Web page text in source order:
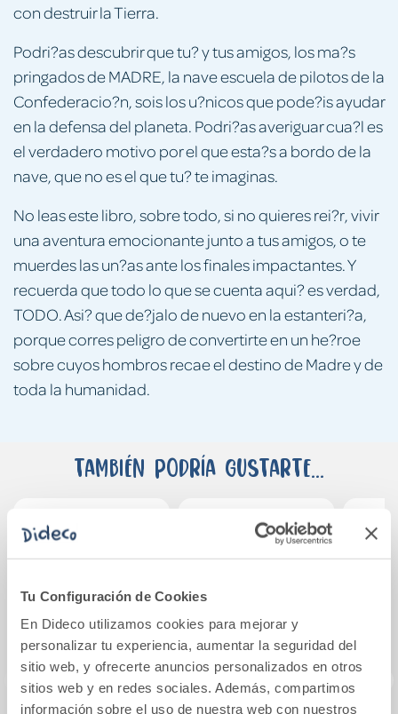
Tu Configuración de Cookies
En Dideco utilizamos cookies para mejorar y
personalizar tu experiencia, aumentar la seguridad del
sitio web, y ofrecerte anuncios personalizados en otros
sitios web y en redes sociales. Además, compartimos
información sobre el uso de nuestra web con nuestros
con destruir la Tierra.
Podri?as descubrir que tu? y tus amigos, los ma?s
pringados de MADRE, la nave escuela de pilotos de la
Confederacio?n, sois los u?nicos que pode?is ayudar
en la defensa del planeta. Podri?as averiguar cua?l es
el verdadero motivo por el que esta?s a bordo de la
nave, que no es el que tu? te imaginas.
No leas este libro, sobre todo, si no quieres rei?r, vivir
una aventura emocionante junto a tus amigos, o te
muerdes las un?as ante los finales impactantes. Y
recuerda que todo lo que se cuenta aqui? es verdad,
TODO. Asi? que de?jalo de nuevo en la estanteri?a,
porque corres peligro de convertirte en un he?roe
sobre cuyos hombros recae el destino de Madre y de
toda la humanidad.
También podría gustarte...